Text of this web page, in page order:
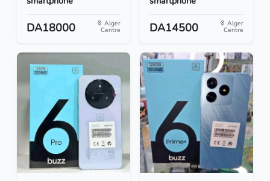
DA18000 Alger
Centre DA14500 Alger
Centre